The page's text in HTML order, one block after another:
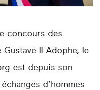
concours des
II Adophe, le
est depuis son
d’hommes